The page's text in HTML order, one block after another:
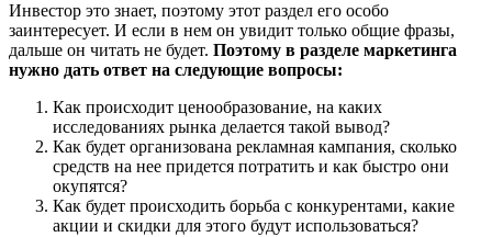
Инвестор это знает, поэтому этот раздел его особо
заинтересует. И если в нем он увидит только общие фразы,
дальше он читать не будет. Поэтому в разделе маркетинга
нужно дать ответ на следующие вопросы:
Как происходит ценообразование, на каких
исследованиях рынка делается такой вывод?
Как будет организована рекламная кампания, сколько
средств на нее придется потратить и как быстро они
окупятся?
Как будет происходить борьба с конкурентами, какие
акции и скидки для этого будут использоваться?